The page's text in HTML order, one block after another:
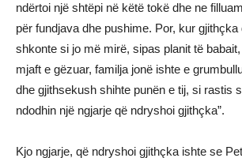
ndërtoi një shtëpi në këtë tokë dhe ne
për fundjava dhe pushime. Por, kur gjithçka
shkonte si jo më mirë, sipas planit të
mjaft e gëzuar, familja jonë ishte e
dhe gjithsekush shihte punën e tij, si rastis
ndodhin një ngjarje që ndryshoi gjithçka”.
Kjo ngjarje, që ndryshoi gjithçka ishte se